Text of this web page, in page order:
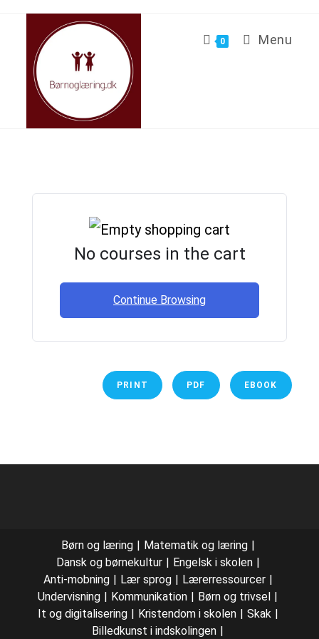
0 Menu
No courses in the cart
Continue Browsing
PRINT PDF EBOOK
Børn og læring
Matematik og læring
Dansk og børnekultur
Engelsk i skolen
Anti-mobning
Lær sprog
Lærerressourcer
Undervisning
Kommunikation
Børn og trivsel
It og digitalisering
Kristendom i skolen
Skak
Billedkunst i indskolingen